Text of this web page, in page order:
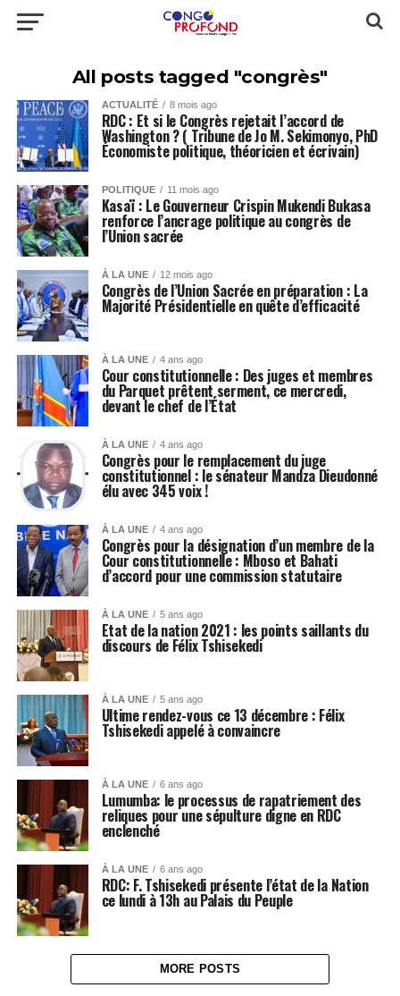
All posts tagged "congrès"
ACTUALITÉ 8 mois ago
RDC : Et si le Congrès rejetait l’accord de
Washington ? ( Tribune de Jo M. Sekimonyo, PhD
Économiste politique, théoricien et écrivain)
POLITIQUE 11 mois ago
Kasaï : Le Gouverneur Crispin Mukendi Bukasa
renforce l’ancrage politique au congrès de
l’Union sacrée
À LA UNE 12 mois ago
Congrès de l’Union Sacrée en préparation : La
Majorité Présidentielle en quête d’efficacité
À LA UNE 4 ans ago
Cour constitutionnelle : Des juges et membres
du Parquet prêtent serment, ce mercredi,
devant le chef de l’État
À LA UNE 4 ans ago
Congrès pour le remplacement du juge
constitutionnel : le sénateur Mandza Dieudonné
élu avec 345 voix !
À LA UNE 4 ans ago
Congrès pour la désignation d’un membre de la
Cour constitutionnelle : Mboso et Bahati
d’accord pour une commission statutaire
À LA UNE 5 ans ago
Etat de la nation 2021 : les points saillants du
discours de Félix Tshisekedi
À LA UNE 5 ans ago
Ultime rendez-vous ce 13 décembre : Félix
Tshisekedi appelé à convaincre
À LA UNE 6 ans ago
Lumumba: le processus de rapatriement des
reliques pour une sépulture digne en RDC
enclenché
À LA UNE 6 ans ago
RDC: F. Tshisekedi présente l’état de la Nation
ce lundi à 13h au Palais du Peuple
MORE POSTS